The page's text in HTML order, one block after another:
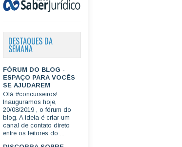
DESTAQUES DA
SEMANA
FÓRUM DO BLOG -
ESPAÇO PARA VOCÊS
SE AJUDAREM
Olá #concurseiros!
Inauguramos hoje,
20/08/2019 , o fórum do
blog. A ideia é criar um
canal de contato direto
entre os leitores do ...